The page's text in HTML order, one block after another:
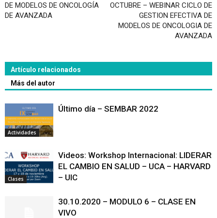
DE MODELOS DE ONCOLOGÍA
DE AVANZADA
OCTUBRE – WEBINAR CICLO DE
GESTION EFECTIVA DE
MODELOS DE ONCOLOGIA DE
AVANZADA
Artículo relacionados
Más del autor
Actividades
Último día – SEMBAR 2022
Clases
Videos: Workshop Internacional: LIDERAR
EL CAMBIO EN SALUD – UCA – HARVARD
– UIC
30.10.2020 – MODULO 6 – CLASE EN
VIVO